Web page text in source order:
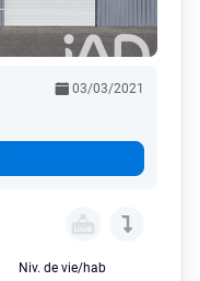
03/03/2021
Niv. de vie/hab